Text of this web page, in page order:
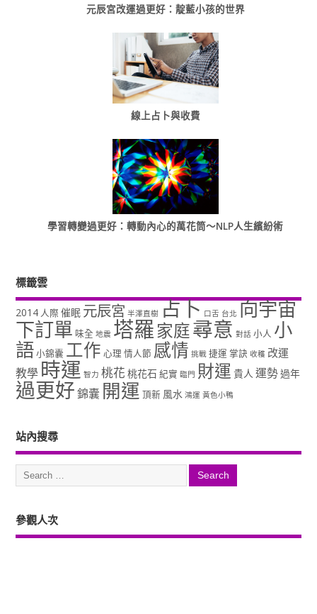
元辰宮改運過更好：靛藍小孩的世界
線上占卜與收費
學習轉變過更好：轉動內心的萬花筒～NLP人生繽紛術
標籤雲
2014 人際 催眠 元辰宮 半澤直樹 占卜 口舌 台北 向宇宙
下訂單 味全 地震 塔羅家庭尋意 對話 小人 小
語小錦囊 工作 心理 情人節 感情 挑戰 捷運 掌訣 收穫 改運
教學 時運 智力 桃花 桃花石 紀實 臨門 財運 貴人 運勢過年
過更好錦囊 開運 頂新 風水 鴻運 黃色小鴨
站內搜尋
參觀人次